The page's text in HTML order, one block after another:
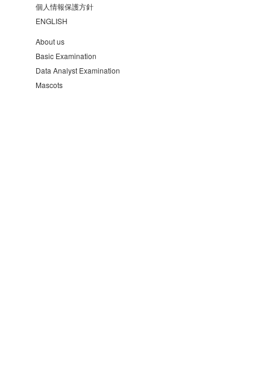
個人情報保護方針
ENGLISH
About us
Basic Examination
Data Analyst Examination
Mascots